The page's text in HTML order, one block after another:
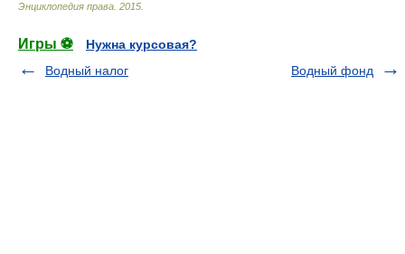
Энциклопедия права 2015
Игры ⚽
Нужна курсовая?
Водный налог
Водный фонд